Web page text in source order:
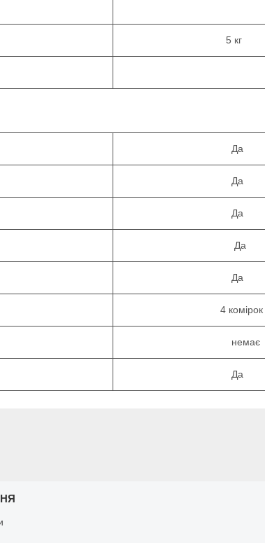
5 кг
Да
Да
Да
Да
Да
4 комірок
немає
Да